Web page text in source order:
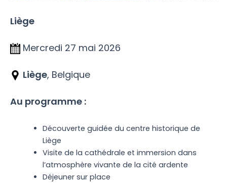
Liège
Mercredi 27 mai 2026
Liège, Belgique
Au programme :
Découverte guidée du centre historique de
Liège
Visite de la cathédrale et immersion dans
l’atmosphère vivante de la cité ardente
Déjeuner sur place